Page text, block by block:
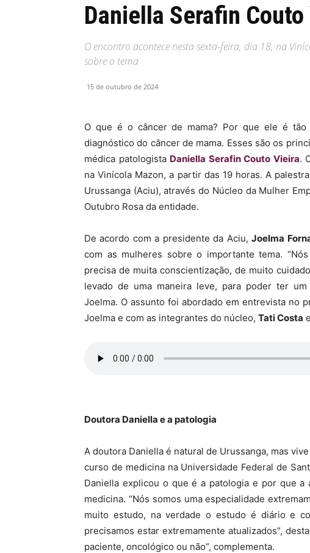
Daniella Serafin
O encontro acontece nesta sexta-feira, dia 18, na
sobre o tema
15 de outubro de 2024
O que é o câncer de mama? Por que ele é
diagnóstico do câncer de mama. Esses são os
médica patologista Daniella Serafin Couto Vieira.
na Vinícola Mazon, a partir das 19 horas. A
Urussanga (Aciu), através do Núcleo da Mulher
Outubro Rosa da entidade.
De acordo com a presidente da Aciu,Joelma
com as mulheres sobre o importante tema.
precisa de muita conscientização, de muito
levado de uma maneira leve, para poder ter
Joelma. O assunto foi abordado em entrevista no
Joelma e com as integrantes do núcleo, Tati Costa e
Doutora Daniella e a patologia
A doutora Daniella é natural de Urussanga, mas
curso de medicina na Universidade Federal de
Daniella explicou o que é a patologia e por que
medicina. “Nós somos uma especialidade
muito estudo, na verdade o estudo é diário e
precisamos estar extremamente atualizados”,
paciente, oncológico ou não”, complementa.